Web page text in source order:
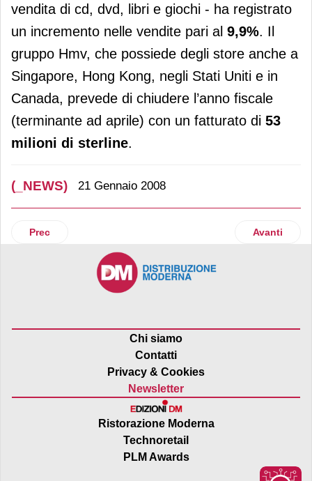
vendita di cd, dvd, libri e giochi - ha registrato
un incremento nelle vendite pari al 9,9%. Il
gruppo Hmv, che possiede degli store anche a
Singapore, Hong Kong, negli Stati Uniti e in
Canada, prevede di chiudere l’anno fiscale
(terminante ad aprile) con un fatturato di 53
milioni di sterline.
(_NEWS) 21 Gennaio 2008
Articolo precedente: Gio’Style
Prec Articolo
Avanti
Chi siamo
Contatti
Privacy & Cookies
Newsletter
Ristorazione Moderna
Technoretail
PLM Awards